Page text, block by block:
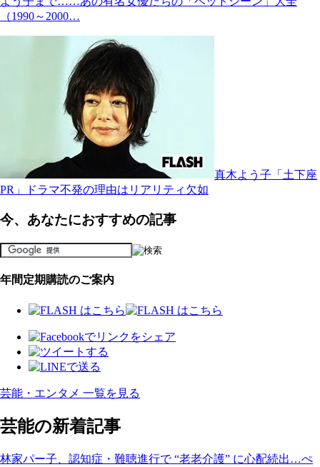
（1990～2000…
真木よう子「土下座
PR」ドラマ不発の理由はリアリティ欠如
今、あなたにおすすめの記事
年間定期購読のご案内
芸能・エンタメ 一覧を見る
芸能の新着記事
林家パー子、認知症・難聴進行で “老老介護” に心配続出…ぺ